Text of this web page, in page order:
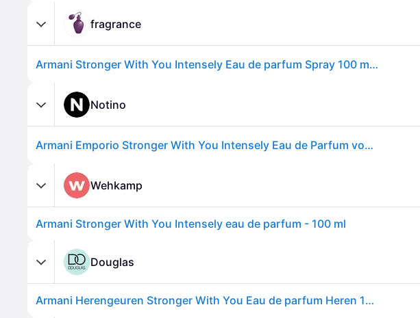
fragrance
Armani Stronger With You Intensely Eau de parfum Spray 100 ml Heren
Notino
Armani Emporio Stronger With You Intensely Eau de Parfum voor Mannen 100 ml
Wehkamp
Armani Stronger With You Intensely eau de parfum - 100 ml
Douglas
Armani Herengeuren Stronger With You Eau de parfum Heren 100ml